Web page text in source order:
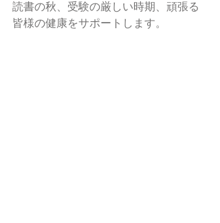
読書の秋、受験の厳しい時期、頑張る
皆様の健康をサポートします。